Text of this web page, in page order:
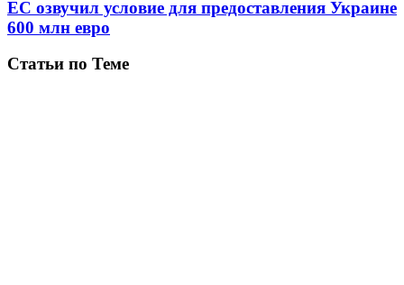
ЕС озвучил условие для предоставления Украине
600 млн евро
Статьи по Теме